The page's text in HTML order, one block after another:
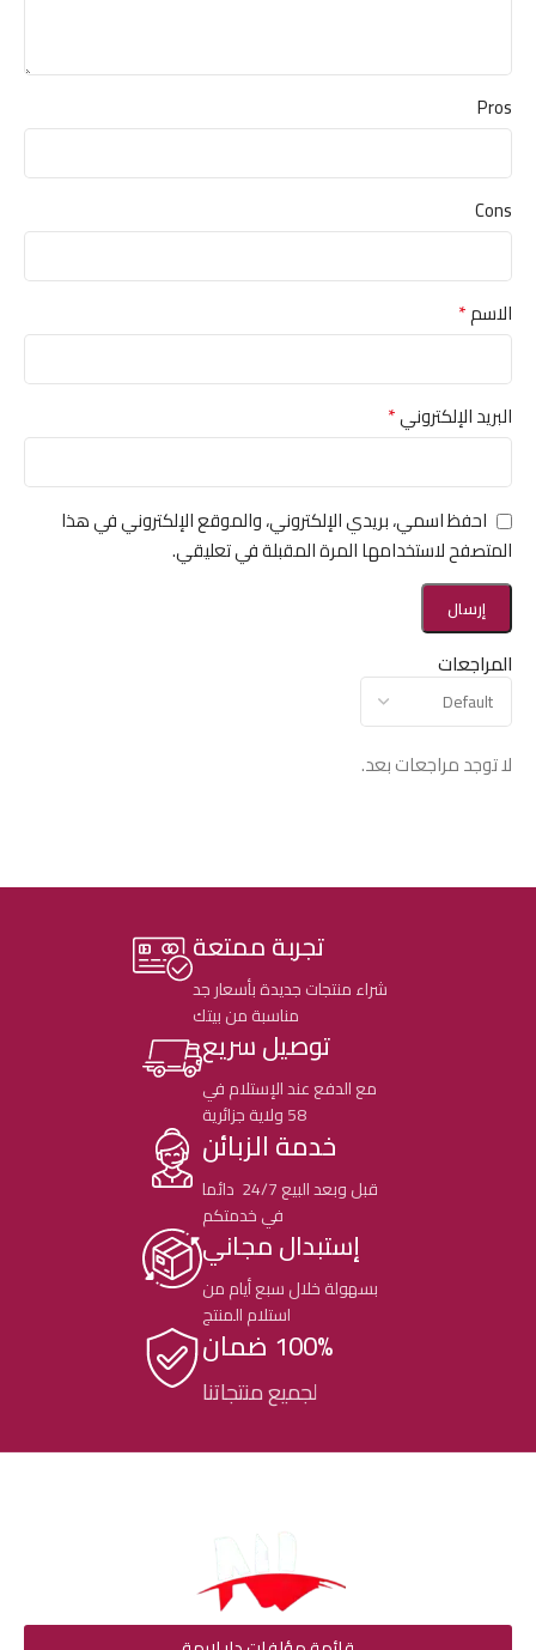
المراجعات
لا توجد مراجعات بعد.
Pros
Cons
الاسم*
البريد الإلكتروني*
احفظ اسمي، بريدي الإلكتروني، والموقع الإلكتروني في هذا
المتصفح لاستخدامها المرة المقبلة في تعليقي.
تجربة ممتعة
شراء منتجات جديدة بأسعار جد
مناسبة من بيتك
توصيل سريع
مع الدفع عند الإستلام في
58 ولاية جزائرية
خدمة الزبائن
قبل وبعد البيع 24/7 دائما
في خدمتكم
إستبدال مجاني
بسهولة خلال سبع أيام من
استلام المنتج
100% ضمان
لجميع منتجاتنا